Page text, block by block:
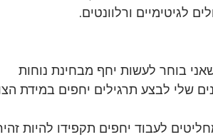
לגיטימיים ורלוונטים.
בוחר לעשות יחף מבחינת נוחות
שלי לבצע תרגילים יחפים במידת
לעבוד יחפים תקפידו להיות